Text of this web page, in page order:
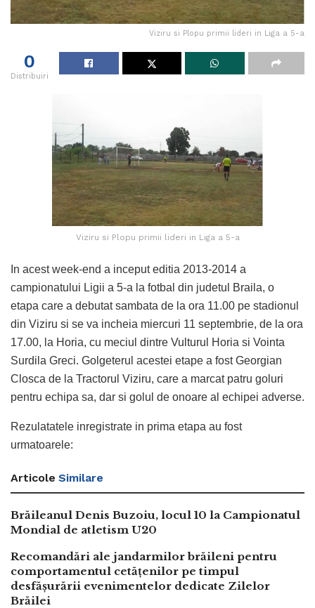
Viziru si Plopu primii lideri in Liga a 5-a
0
Distribuiri
Viziru si Plopu primii lideri in Liga a 5-a
In acest week-end a inceput editia 2013-2014 a
campionatului Ligii a 5-a la fotbal din judetul Braila, o
etapa care a debutat sambata de la ora 11.00 pe stadionul
din Viziru si se va incheia miercuri 11 septembrie, de la ora
17.00, la Horia, cu meciul dintre Vulturul Horia si Vointa
Surdila Greci. Golgeterul acestei etape a fost Georgian
Closca de la Tractorul Viziru, care a marcat patru goluri
pentru echipa sa, dar si golul de onoare al echipei adverse.
Rezulatatele inregistrate in prima etapa au fost
urmatoarele:
Articole Similare
Brăileanul Denis Buzoiu, locul 10 la Campionatul
Mondial de atletism U20
Recomandări ale jandarmilor brăileni pentru
comportamentul cetățenilor pe timpul
desfășurării evenimentelor dedicate Zilelor
Brăilei